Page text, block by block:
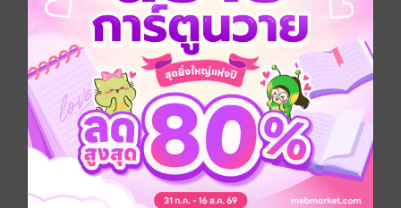
ที่สุดก็คือชีวิตลูก ขอแค่ได้รักษาชีวิตลูกๆ เอาไว้ แล้วจาก
นั้นคือการทวงคืนชีวิตที่พวกมันได้ขโมยเธอไป คนสารเลว
พวกนั้นจะต้องเจ็บปวดแสนสาหัสไปจนกว่ามันจะตาย และ
แน่นอนว่าพวกมันจะต้องไม่ตายดี!
ชีวิตของซิงเยียนจะเป็นอย่างไรต่อจากนี้ โปรดติดตาม!
[สารบัญ]
บทนำ ชาติหมาสารเลว
ตอนที่ 1 ขอให้ไม่ตายดี